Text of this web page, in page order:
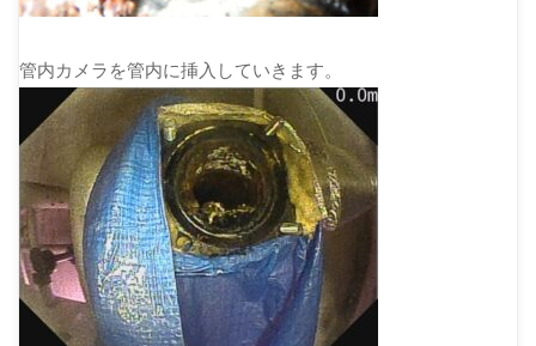
管内カメラを管内に挿入していきます。